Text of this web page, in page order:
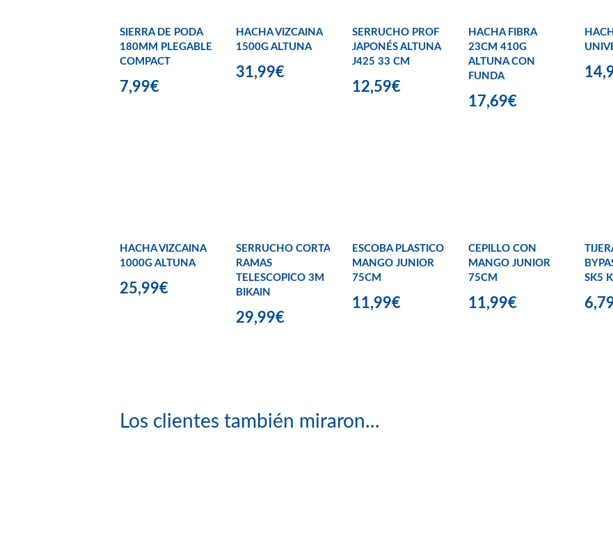
SIERRA DE PODA
180MM PLEGABLE
COMPACT
7,99€
HACHA VIZCAINA
1500G ALTUNA
31,99€
SERRUCHO PROF
JAPONÉS ALTUNA
J425 33 CM
12,59€
HACHA FIBRA
23CM 410G
ALTUNA CON
FUNDA
17,69€
HACHA VIZCAINA
1000G ALTUNA
25,99€
SERRUCHO CORTA
RAMAS
TELESCOPICO 3M
BIKAIN
29,99€
ESCOBA PLASTICO
MANGO JUNIOR
75CM
11,99€
CEPILLO CON
MANGO JUNIOR
75CM
11,99€
SK5
Los clientes también miraron...